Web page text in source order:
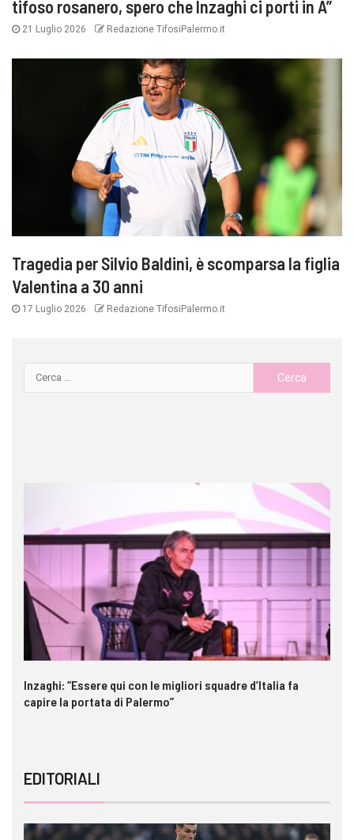
tifoso rosanero, spero che Inzaghi ci porti in A”
21 Luglio 2026 Redazione TifosiPalermo.it
Tragedia per Silvio Baldini, è scomparsa la figlia
Valentina a 30 anni
17 Luglio 2026 Redazione TifosiPalermo.it
Inzaghi: “Essere qui con le migliori squadre d’Italia fa
capire la portata di Palermo”
EDITORIALI